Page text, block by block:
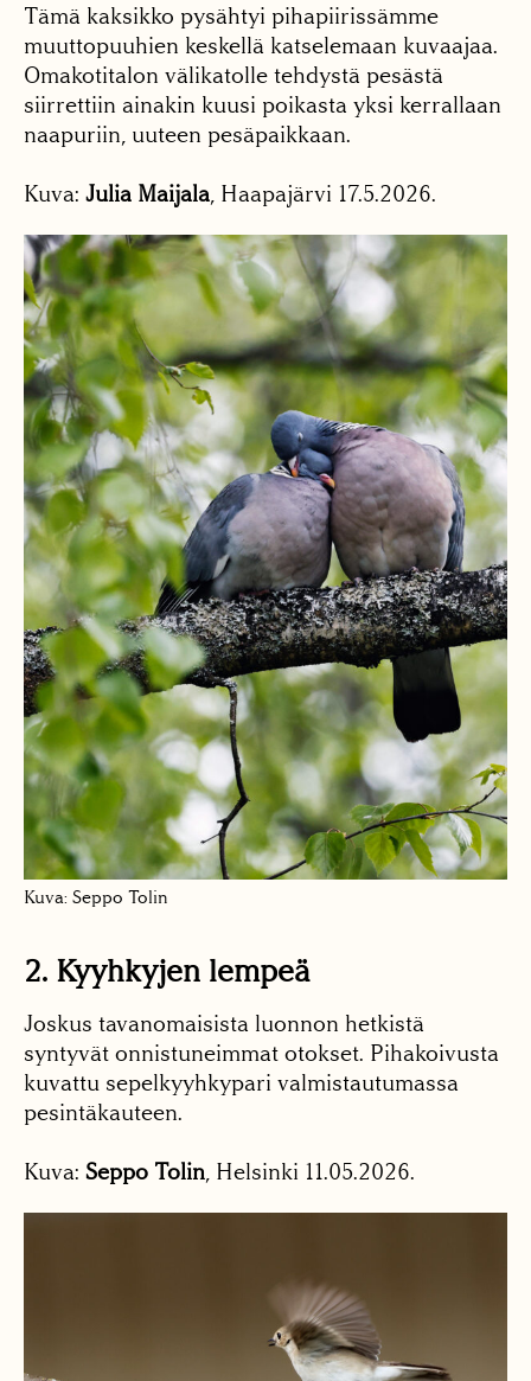
Tämä kaksikko pysähtyi pihapiirissämme
muuttopuuhien keskellä katselemaan kuvaajaa.
Omakotitalon välikatolle tehdystä pesästä
siirrettiin ainakin kuusi poikasta yksi kerrallaan
naapuriin, uuteen pesäpaikkaan.
Kuva: Julia Maijala , Haapajärvi 17.5.2026.
Kuva: Seppo Tolin
2. Kyyhkyjen lempeä
Joskus tavanomaisista luonnon hetkistä
syntyvät onnistuneimmat otokset. Pihakoivusta
kuvattu sepelkyyhkypari valmistautumassa
pesintäkauteen.
Kuva: Seppo Tolin , Helsinki 11.05.2026.